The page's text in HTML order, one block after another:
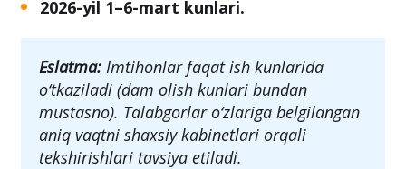
2026-yil 1–6-mart kunlari.
Eslatma: Imtihonlar faqat ish kunlarida
o‘tkaziladi (dam olish kunlari bundan
mustasno). Talabgorlar o‘zlariga belgilangan
aniq vaqtni shaxsiy kabinetlari orqali
tekshirishlari tavsiya etiladi.